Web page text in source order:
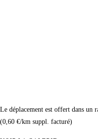
Le déplacement est offert dans un
(0,60 €/km suppl. facturé)